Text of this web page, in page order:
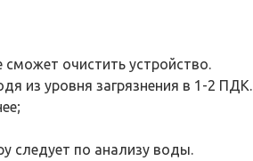
очистить устройство.
из уровня загрязнения в 1-2 ПДК.
следует по анализу воды.